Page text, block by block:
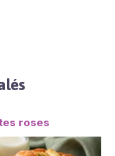
roses